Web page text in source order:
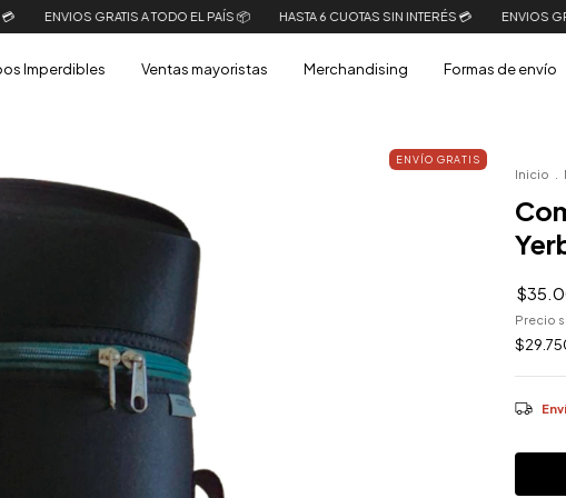
A TODO EL PAÍS 📦 HASTA 6 CUOTAS SIN INTERÉS 💳 ENVIOS GRATIS A TODO EL
Imperdibles Ventas mayoristas Merchandising Formas de envío
ENVÍO GRATIS
Inicio
Precio